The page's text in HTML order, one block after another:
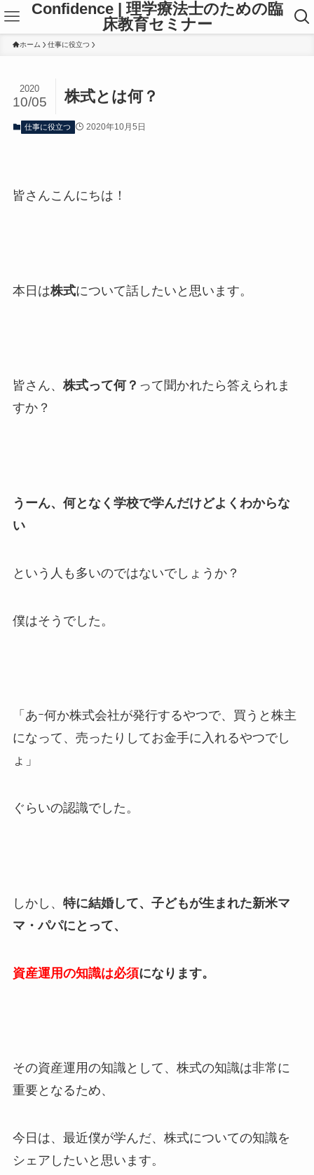
Confidence | 理学療法士のための臨
床教育セミナー
ホーム 仕事に役立つ
株式とは何？
2020
10/05
仕事に役立つ 2020年10月5日
皆さんこんにちは！
本日は株式について話したいと思います。
皆さん、 株式って何？ って聞かれたら答えられま
すか？
うーん、何となく学校で学んだけどよくわからな
い
という人も多いのではないでしょうか？
僕はそうでした。
「あｰ何か株式会社が発行するやつで、買うと株主
になって、売ったりしてお金手に入れるやつでし
ょ」
ぐらいの認識でした。
しかし、 特に結婚して、子どもが生まれた新米マ
マ・パパにとって、
資産運用の知識は必須になります。
その資産運用の知識として、株式の知識は非常に
重要となるため、
今日は、最近僕が学んだ、株式についての知識を
シェアしたいと思います。